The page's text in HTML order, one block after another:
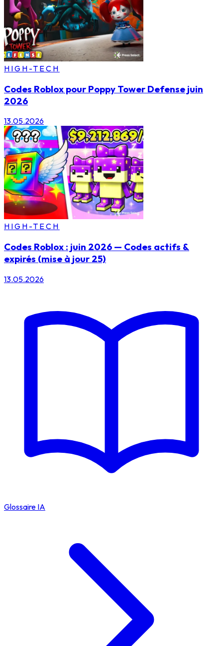
HIGH-TECH
Codes Roblox pour Poppy Tower Defense juin
2026
13.05.2026
HIGH-TECH
Codes Roblox : juin 2026 — Codes actifs &
expirés (mise à jour 25)
13.05.2026
Glossaire IA